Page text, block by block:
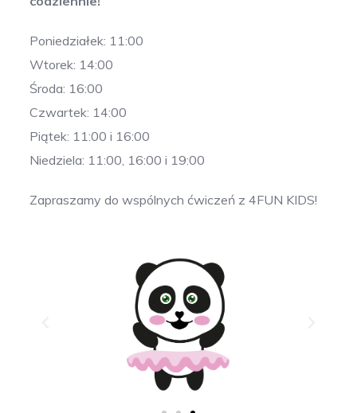
Poniedziałek: 11:00
Wtorek: 14:00
Środa: 16:00
Czwartek: 14:00
Piątek: 11:00 i 16:00
Niedziela: 11:00, 16:00 i 19:00
Zapraszamy do wspólnych ćwiczeń z 4FUN KIDS!